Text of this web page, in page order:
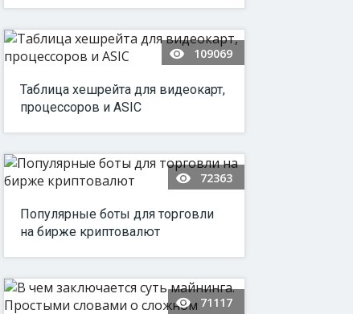
109069
Таблица хешрейта для видеокарт,
процессоров и ASIC
72363
Популярные боты для торговли
на бирже криптовалют
71117